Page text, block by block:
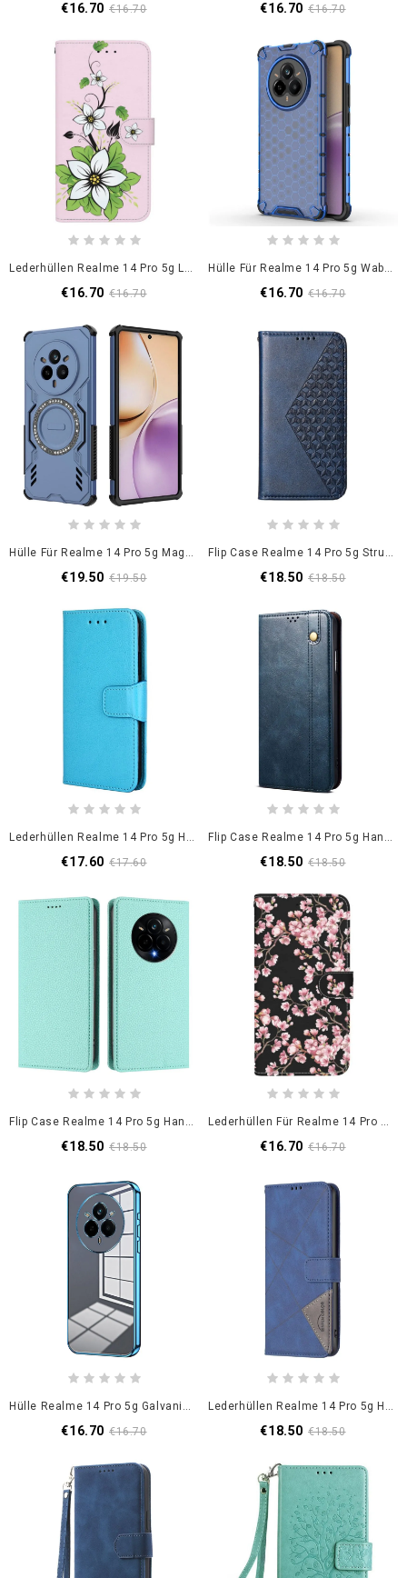
€16.70 €16.70 €16.70 €16.70
Lederhüllen Realme 14 Pro 5g Lilienmuster
€16.70 €16.70
Hülle Für Realme 14 Pro 5g Wabenmuster
€16.70 €16.70
Hülle Für Realme 14 Pro 5g Magnetische Wärmeableitung
€19.50 €19.50
Flip Case Realme 14 Pro 5g Strukturiertes Design Mit Karabinerverschluss
€18.50 €18.50
Lederhüllen Realme 14 Pro 5g Handyhülle Kunstleder
€17.60 €17.60
Flip Case Realme 14 Pro 5g Handyhülle Gewachstes Kunstleder
€18.50 €18.50
Flip Case Realme 14 Pro 5g Handyhülle Klassische Rfid-Geldbörse
€18.50 €18.50
Lederhüllen Für Realme 14 Pro 5g Pflaumenblüten
€16.70 €16.70
Hülle Realme 14 Pro 5g Galvanisierte Oberfläche
€16.70 €16.70
Lederhüllen Realme 14 Pro 5g Handyhülle Binfen Color Geometrisch Muster
€18.50 €18.50